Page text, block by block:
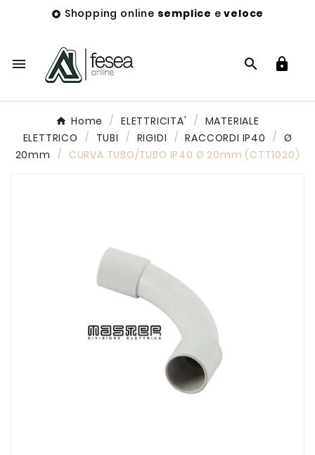
 Shopping online semplice eveloce
  
Home ELETTRICITA'
MATERIALE
ELETTRICO
TUBI RIGIDI RACCORDI IP40
Ø
20mm
CURVA TUBO/TUBO IP40 Ø 20mm (CTT1020)